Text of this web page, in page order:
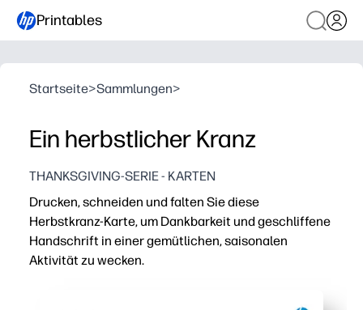
Printables
Startseite>Sammlungen>
Ein herbstlicher Kranz
THANKSGIVING-SERIE - KARTEN
Drucken, schneiden und falten Sie diese
Herbstkranz-Karte, um Dankbarkeit und geschliffene
Handschrift in einer gemütlichen, saisonalen
Aktivität zu wecken.